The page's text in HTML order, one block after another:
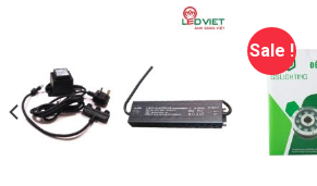
Sale !